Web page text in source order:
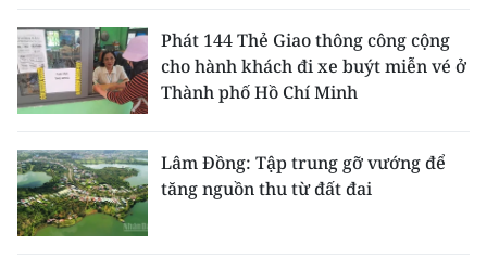
Phát 144 Thẻ Giao thông công cộng
cho hành khách đi xe buýt miễn vé ở
Thành phố Hồ Chí Minh
Lâm Đồng: Tập trung gỡ vướng để
tăng nguồn thu từ đất đai